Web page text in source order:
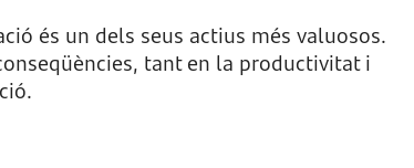
és un dels seus actius més valuosos.
tant en la productivitat i